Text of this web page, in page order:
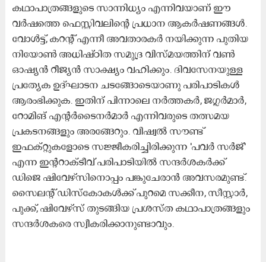
കഥാപാത്രങ്ങളുടെ സാന്നിധ്യം എന്നിവയാണ് ഈ
വര്‍ഷത്തെ ഫെസ്റ്റിവലിന്റെ പ്രധാന ആകര്‍ഷണങ്ങള്‍.
വോള്‍ട്ട്, കറന്റ് എന്നീ അവതാരകര്‍ നയിക്കുന്ന പുതിയ
നിയോണ്‍ അധിഷ്ഠിത സമുദ്ര വിസ്മയത്തിന് വണ്‍
ഓഷ്യന്‍ റീജ്യന്‍ സാക്ഷ്യം വഹിക്കും. ദിവസേനയുള്ള
പ്രത്യേക ഉദ്ഘാടന ചടങ്ങോടെയാണു പരിപാടികള്‍
ആരംഭിക്കുക. ഇതിന് പിന്നാലെ നര്‍ത്തകര്‍, ജഗ്ലര്‍മാര്‍,
റോമിങ്​ എന്റര്‍ടൈനര്‍മാര്‍ എന്നിവരുടെ തത്സമയ
പ്രകടനങ്ങളും അരങ്ങേറും. വിഷ്വല്‍ സൗണ്ട്
ഇഫക്റ്റുകളോടെ സജ്ജീകരിച്ചിരിക്കുന്ന 'പവര്‍ സര്‍ജ്'
എന്ന ഇന്ററാക്ടീവ് പരിപാടിയില്‍ സന്ദര്‍ശകര്‍ക്ക്
ഡിജെ ഷിവേഴ്‌സിനൊപ്പം പങ്കുചേരാന്‍ അവസരമുണ്ട്.
സൈലന്റ് ഡിസ്‌കോകള്‍ക്ക് പുറമെ സക്കീന, സീസ്റ്റാര്‍,
പുക്ക്, ഷിവേഴ്‌സ് തുടങ്ങിയ പ്രശസ്ത കഥാപാത്രങ്ങളും
സന്ദര്‍ശകരെ സ്വീകരിക്കാനുണ്ടാവും.